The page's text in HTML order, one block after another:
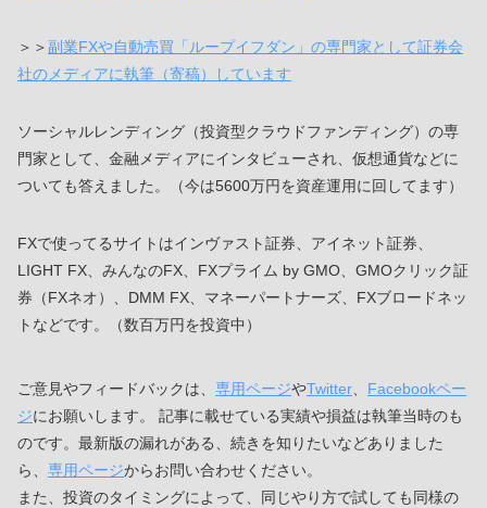
＞＞副業FXや自動売買「ループイフダン」の専門家として証券会
社のメディアに執筆（寄稿）しています
ソーシャルレンディング（投資型クラウドファンディング）の専
門家として、金融メディアにインタビューされ、仮想通貨などに
ついても答えました。（今は5600万円を資産運用に回してます）
FXで使ってるサイトはインヴァスト証券、アイネット証券、
LIGHT FX、みんなのFX、FXプライム by GMO、GMOクリック証
券（FXネオ）、DMM FX、マネーパートナーズ、FXブロードネッ
トなどです。（数百万円を投資中）
ご意見やフィードバックは、 専用ページやTwitter、 Facebookペー
ジにお願いします。 記事に載せている実績や損益は執筆当時のも
のです。最新版の漏れがある、続きを知りたいなどありました
ら、 専用ページからお問い合わせください。
また、投資のタイミングによって、同じやり方で試しても同様の